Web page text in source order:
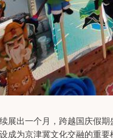
展出一个月，跨越国庆假
成为京津冀文化交融的重要